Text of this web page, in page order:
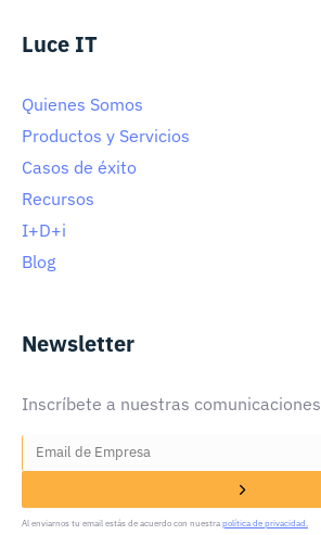
Luce IT
Quienes Somos
Productos y Servicios
Casos de éxito
Recursos
I+D+i
Blog
Newsletter
Inscríbete a nuestras comunicaciones
Al enviarnos tu email estás de acuerdo con nuestra política de privacidad.